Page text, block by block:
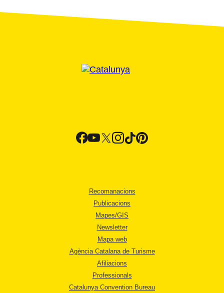
Recomanacions
Publicacions
Mapes/GIS
Newsletter
Mapa web
Agència Catalana de Turisme
Afiliacions
Professionals
Catalunya Convention Bureau